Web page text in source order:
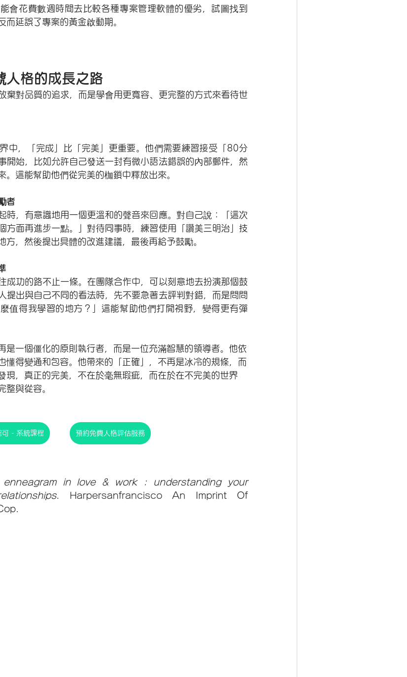
會花費數週時間去比較各種專案管理軟體的優劣，試圖找到
而延誤了專案的黃金啟動期。
人格的成長之路
棄對品質的追求，而是學會用更寬容、更完整的方式來看待世
中，「完成」比「完美」更重要。他們需要練習接受「80分
開始，比如允許自己發送一封有微小語法錯誤的內部郵件，然
這能幫助他們從完美的枷鎖中釋放出來。
者
時，有意識地用一個更溫和的聲音來回應。對自己說：「這次
方面再進步一點。」對待同事時，練習使用「讚美三明治」技
方，然後提出具體的改進建議，最後再給予鼓勵。
成功的路不止一條。在團隊合作中，可以刻意地去扮演那個鼓
提出與自己不同的看法時，先不要急著去評判對錯，而是問問
值得我學習的地方？」這能幫助他們打開視野，變得更有彈
是一個僵化的原則執行者，而是一位充滿智慧的領導者。他依
懂得變通和包容。他帶來的「正確」，不再是冰冷的規條，而
現，真正的完美，不在於毫無瑕疵，而在於在不完美的世界
整與從容。
可 - 系統課程 預約免費人格評估服務
enneagram in love & work : understanding your
. Harpersanfrancisco An Imprint Of